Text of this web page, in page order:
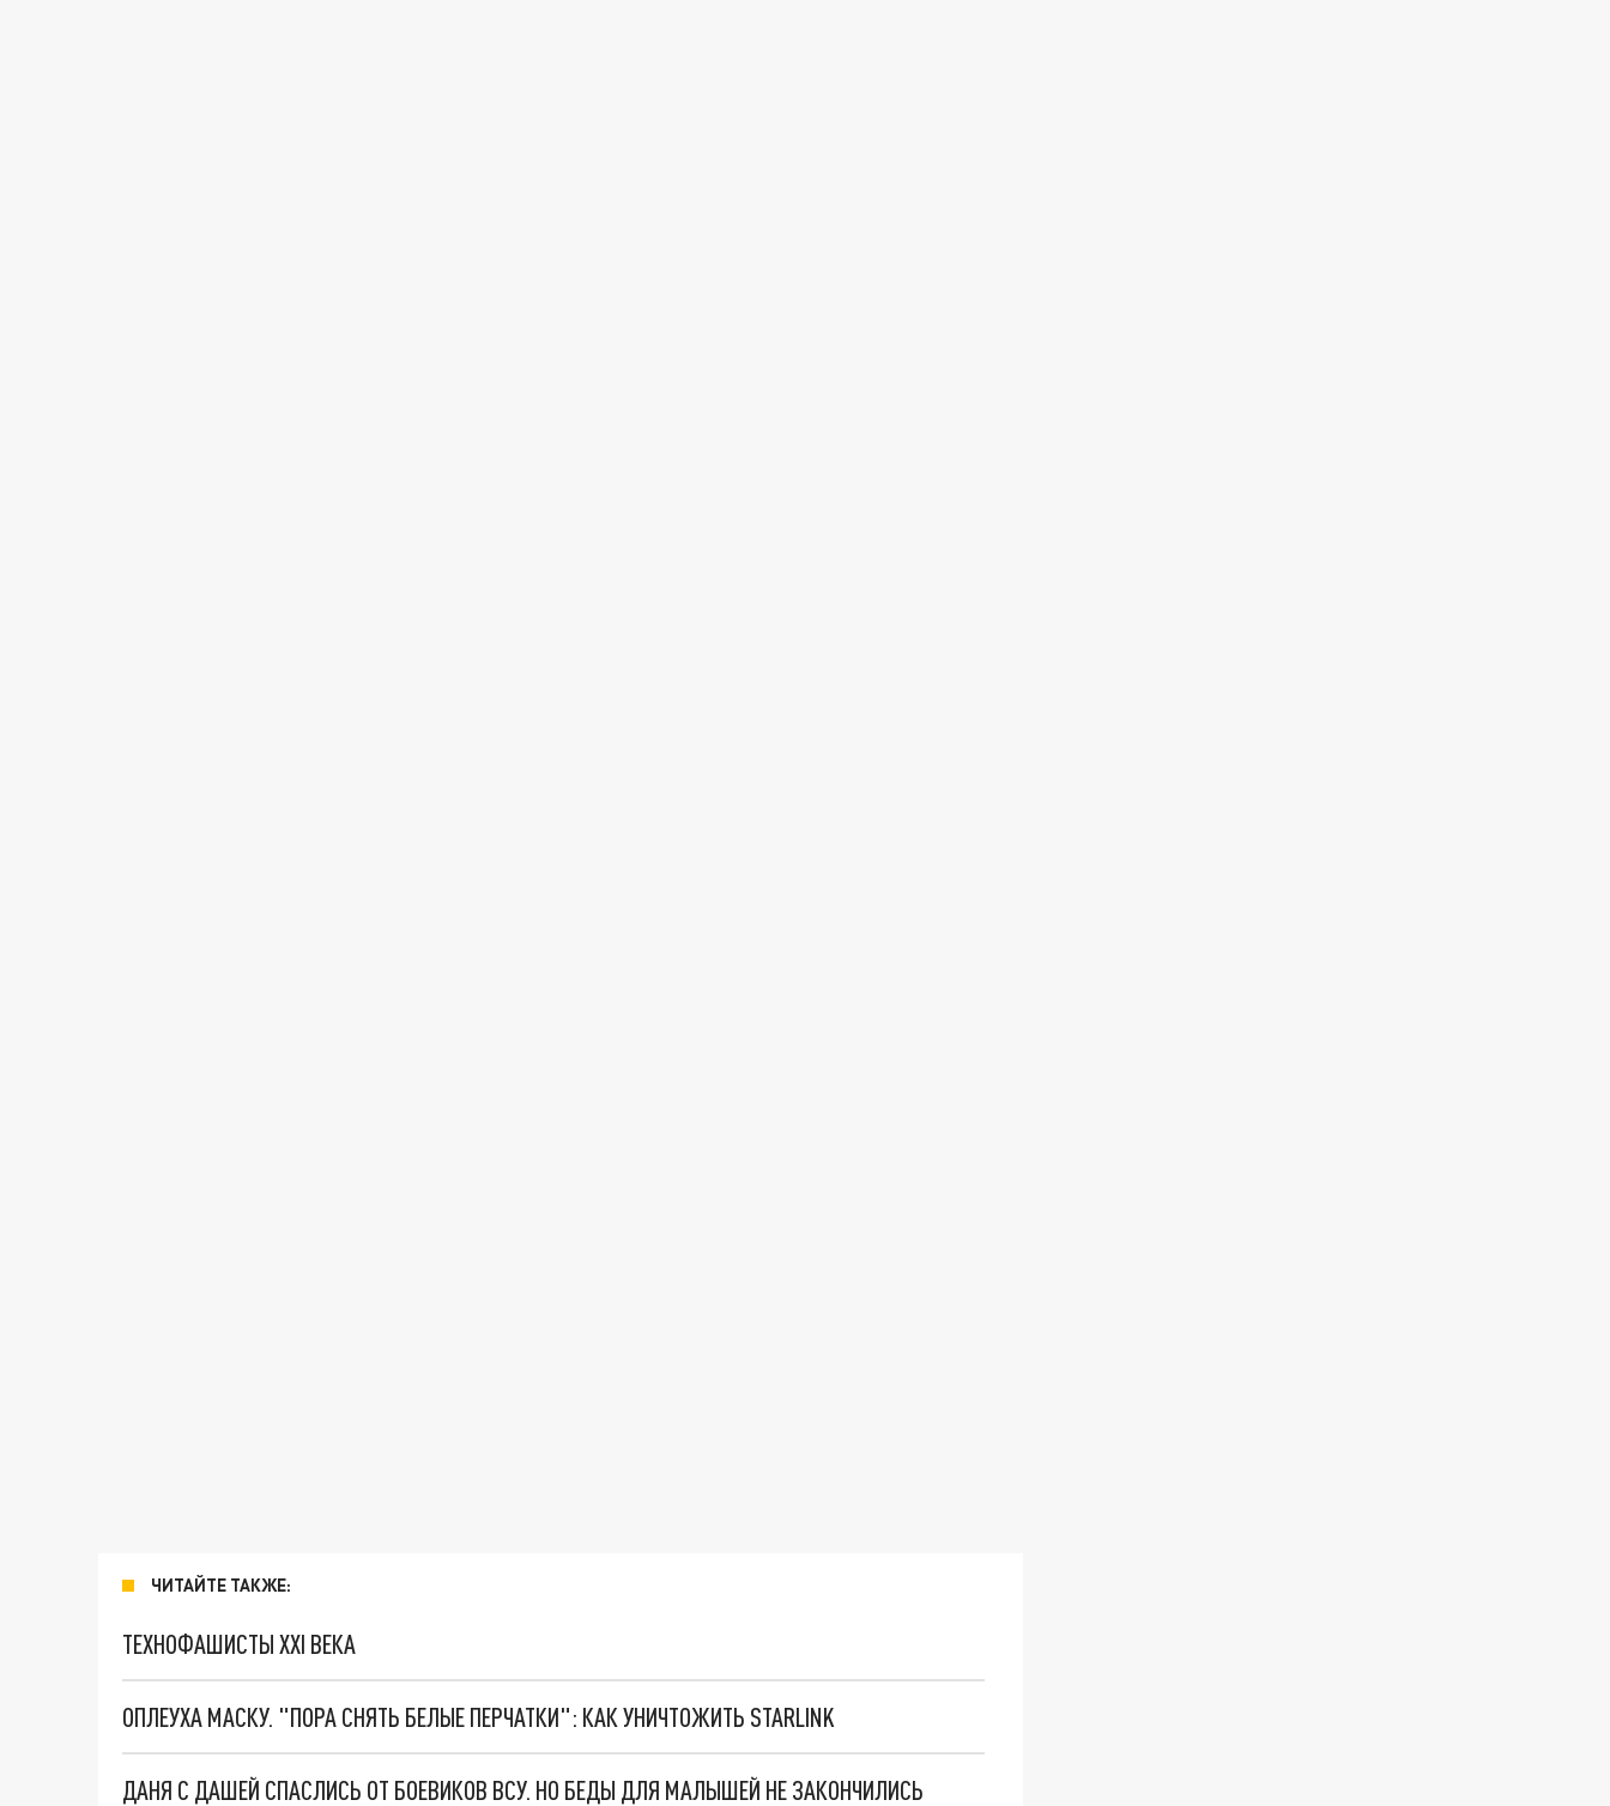
ЧИТАЙТЕ ТАКЖЕ:
ТЕХНОФАШИСТЫ XXI ВЕКА
ОПЛЕУХА МАСКУ. "ПОРА СНЯТЬ БЕЛЫЕ ПЕРЧАТКИ": КАК УНИЧТОЖИТЬ STARLINK
ДАНЯ С ДАШЕЙ СПАСЛИСЬ ОТ БОЕВИКОВ ВСУ. НО БЕДЫ ДЛЯ МАЛЫШЕЙ НЕ ЗАКОНЧИЛИСЬ